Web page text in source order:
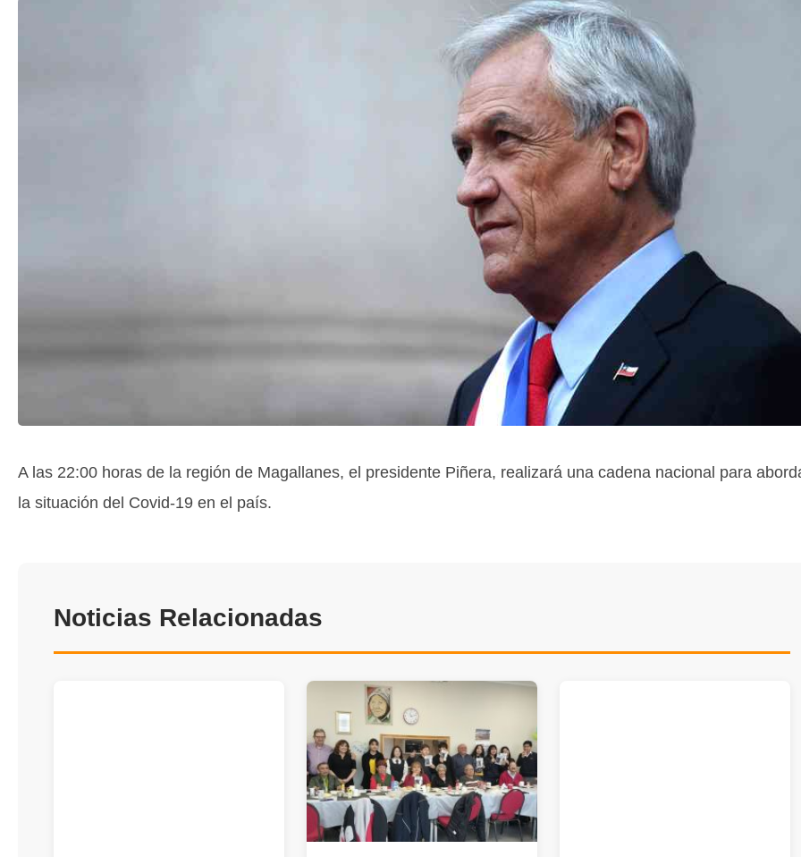
A las 22:00 horas de la región de Magallanes, el presidente Piñera, realizará una cadena nacional para
la situación del Covid-19 en el país.
Noticias Relacionadas